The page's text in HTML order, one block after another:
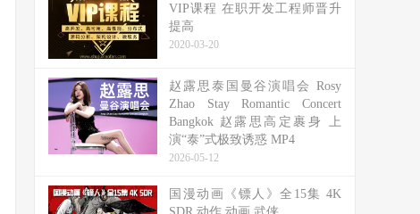
VIP课程 在职开发工程师晋升
提高
2020-03-20
赵露思泰国曼谷演唱会 Rosy
Zhao Stay Romantic Concert
Bangkok 赵露思高定裹身 上
演“泰”式极致诱惑 MP4
2026-05-12
国漫动画《镖人》全15集 4K